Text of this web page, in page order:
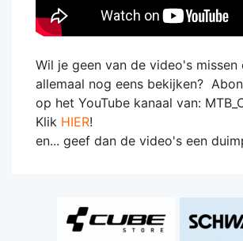
Wil je geen van de video's missen
allemaal nog eens bekijken?
op het YouTube kanaal van:
Klik HIER!
en... geef dan de video's een